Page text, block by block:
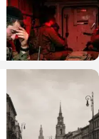
וידאו
דעות